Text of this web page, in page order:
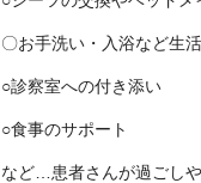
〇お手洗い・入浴など生
○診察室への付き添い
○食事のサポート
など…患者さんが過ごし